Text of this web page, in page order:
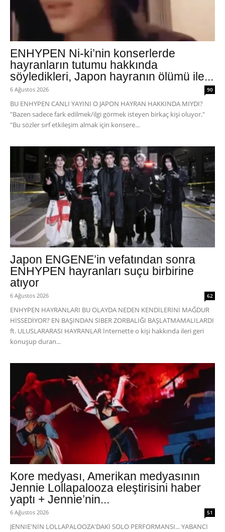
ENHYPEN Ni-ki’nin konserlerde
hayranların tutumu hakkında
söyledikleri, Japon hayranın ölümü ile...
6 Ağustos 2026 90
BU ENHYPEN CANLI YAYINI O JAPON HAYRAN HAKKINDA MIYDI?
"Bazen sadece fark edilmek/ilgi görmek isteyen birkaç kişi oluyor."
"Bu sözler sırf etkileşim almak için konsere...
Japon ENGENE’in vefatından sonra
ENHYPEN hayranları suçu birbirine
atıyor
6 Ağustos 2026 62
ENHYPEN HAYRANLARI BU OLAYDA NEDEN KENDİLERİNİ MAĞDUR
HİSSEDİYOR? EN BAŞINDAN SİBER ZORBALIĞI BAŞLATMAMALILARDI
ft. ULUSLARARASI HAYRANLAR İnternette o kişi hakkında ileri geri
konuşup duran...
Kore medyası, Amerikan medyasının
Jennie Lollapalooza eleştirisini haber
yaptı + Jennie’nin...
6 Ağustos 2026 51
JENNIE'NİN LOLLAPALOOZA'DAKİ SOLO PERFORMANSI... YABANCI